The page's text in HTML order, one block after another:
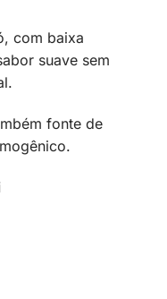
com baixa
suave sem
fonte de